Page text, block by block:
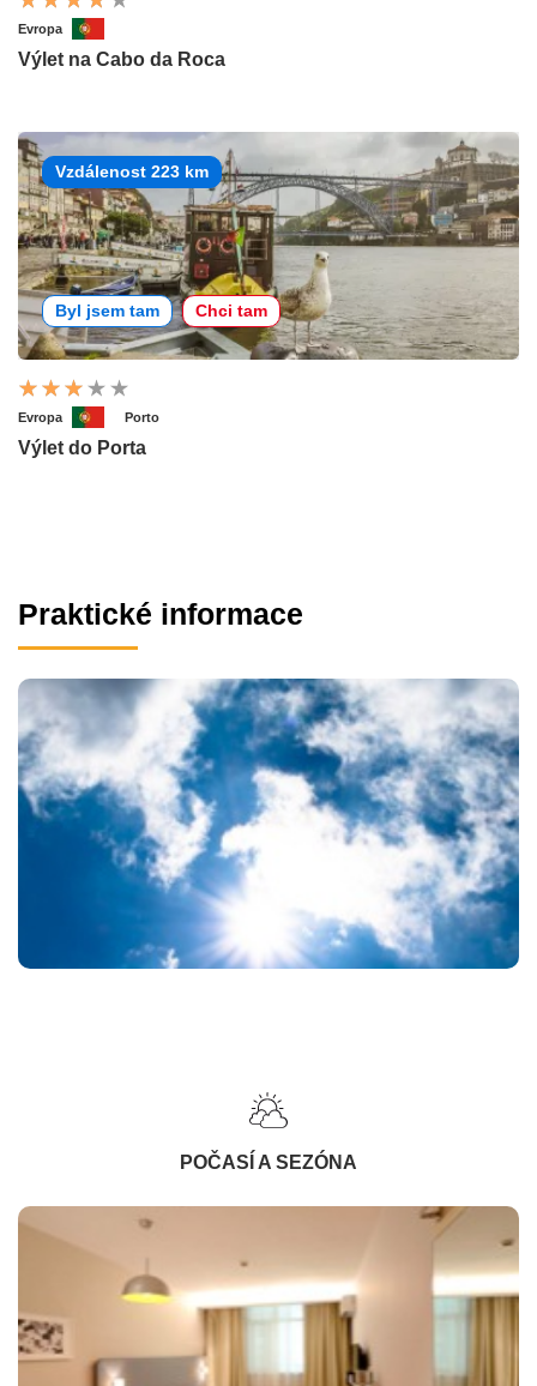
Evropa
Výlet na Cabo da Roca
Vzdálenost 223 km
Byl jsem tam Chci tam
Evropa Porto
Výlet do Porta
Praktické informace
POČASÍ A SEZÓNA